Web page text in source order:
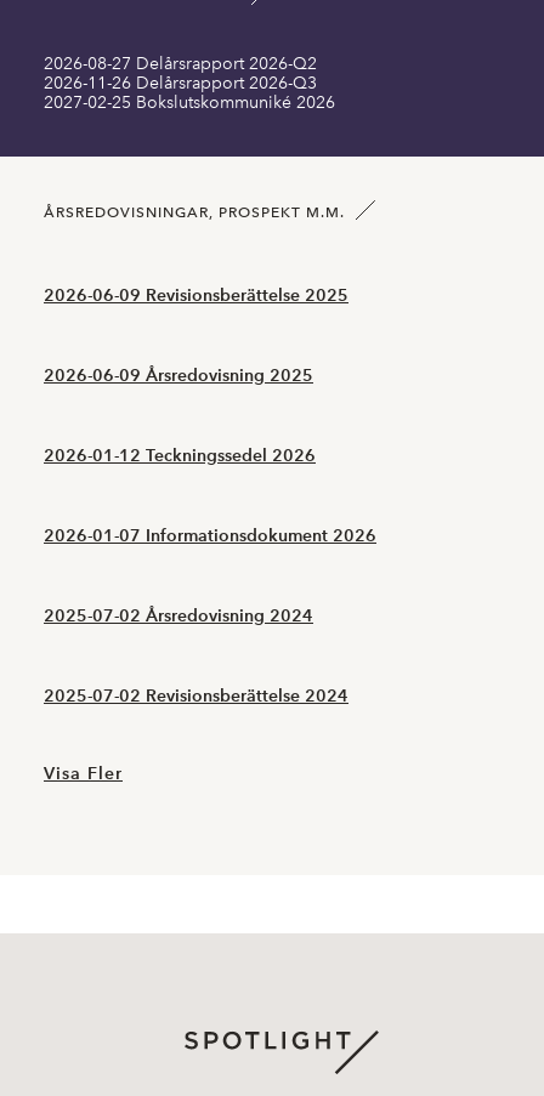
2026-08-27 Delårsrapport 2026-Q2
2026-11-26 Delårsrapport 2026-Q3
2027-02-25 Bokslutskommuniké 2026
ÅRSREDOVISNINGAR, PROSPEKT M.M.
2026-06-09 Revisionsberättelse 2025
2026-06-09 Årsredovisning 2025
2026-01-12 Teckningssedel 2026
2026-01-07 Informationsdokument 2026
2025-07-02 Årsredovisning 2024
2025-07-02 Revisionsberättelse 2024
Visa Fler